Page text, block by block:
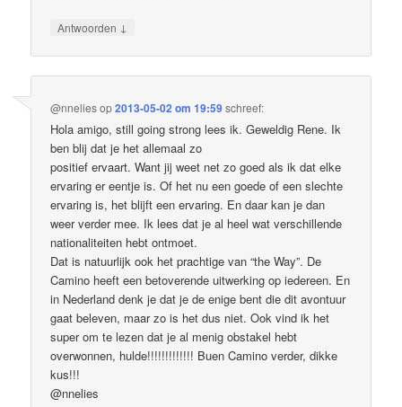
Antwoorden ↓
@nneliesop2013-05-02 om 19:59schreef:
Hola amigo, still going strong lees ik. Geweldig Rene. Ik
ben blij dat je het allemaal zo
positief ervaart. Want jij weet net zo goed als ik dat elke
ervaring er eentje is. Of het nu een goede of een slechte
ervaring is, het blijft een ervaring. En daar kan je dan
weer verder mee. Ik lees dat je al heel wat verschillende
nationaliteiten hebt ontmoet.
Dat is natuurlijk ook het prachtige van “the Way”. De
Camino heeft een betoverende uitwerking op iedereen. En
in Nederland denk je dat je de enige bent die dit avontuur
gaat beleven, maar zo is het dus niet. Ook vind ik het
super om te lezen dat je al menig obstakel hebt
overwonnen, hulde!!!!!!!!!!!!! Buen Camino verder, dikke
kus!!!
@nnelies